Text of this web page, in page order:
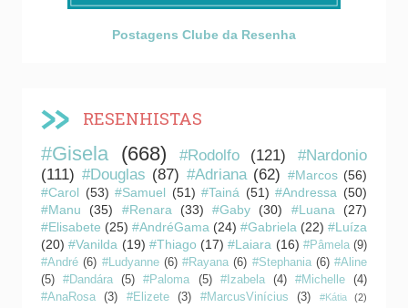
Postagens Clube da Resenha
RESENHISTAS
#Gisela (668) #Rodolfo (121)
#Nardonio
(111) #Douglas (87) #Adriana (62) #Marcos (56)
#Carol (53) #Samuel (51) #Tainá (51) #Andressa (50)
#Manu
(35) #Renara (33) #Gaby (30) #Luana
(27)
#Elisabete (25) #AndréGama (24) #Gabriela (22) #Luíza
(20) #Vanilda (19) #Thiago (17) #Laiara (16) #Pâmela (9)
#André (6) #Ludyanne (6) #Rayana (6) #Stephania (6) #Aline
(5)
#Dandára (5) #Paloma (5) #Izabela (4) #Michelle
(4)
#AnaRosa
(3) #Elizete (3) #MarcusVinícius (3) #Kátia
(2)